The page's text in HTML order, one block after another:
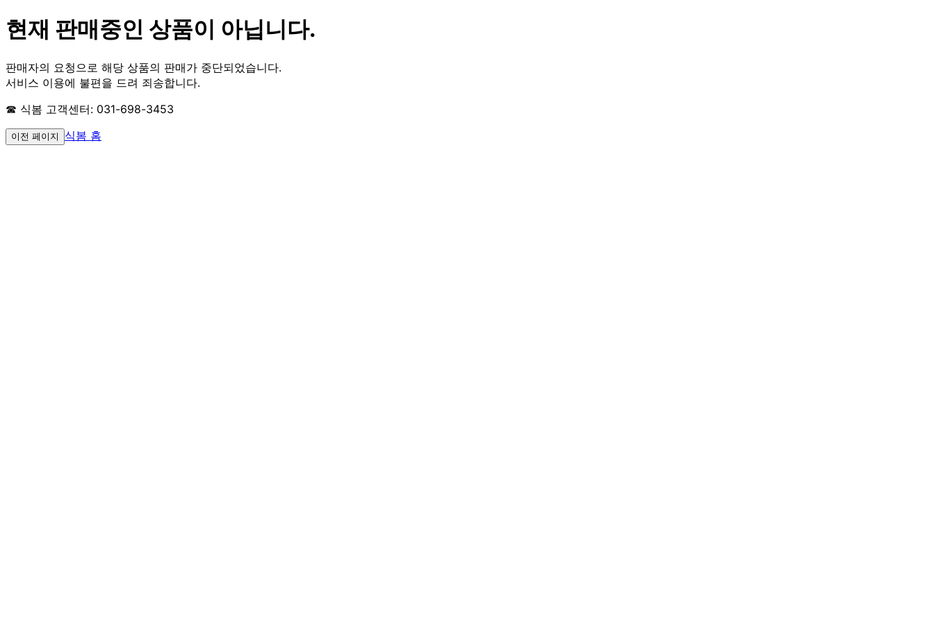
현재 판매중인 상품이 아닙니다.
판매자의 요청으로 해당 상품의 판매가 중단되었습니다.
서비스 이용에 불편을 드려 죄송합니다.
☎ 식봄 고객센터: 031-698-3453
이전 페이지 식봄 홈